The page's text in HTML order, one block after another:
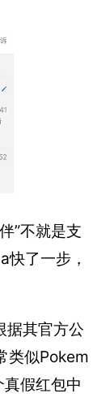
”不就是支
了一步，
据其官方公
类似Pokem
假红包中